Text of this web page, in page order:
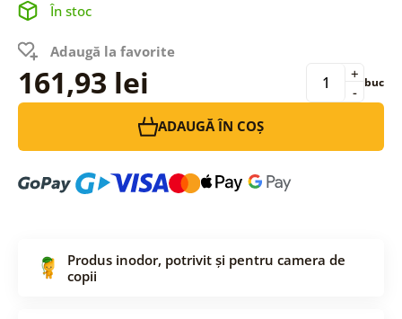
În stoc
Adaugă la favorite
161,93 lei -
+ buc
ADAUGĂ ÎN COȘ
Produs inodor, potrivit și pentru camera de
copii